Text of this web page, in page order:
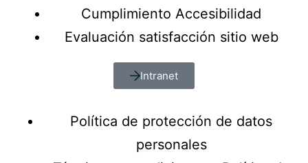
Cumplimiento Accesibilidad
Evaluación satisfacción sitio web
Intranet
Política de protección de datos
personales